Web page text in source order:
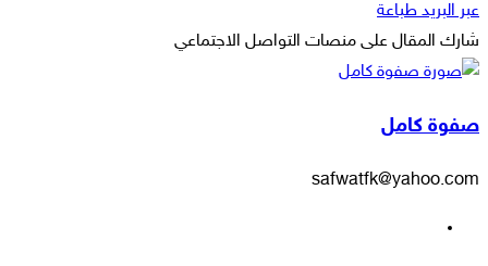
عبر البريد طباعة
شارك المقال على منصات التواصل الاجتماعي
فيسبوك
‫X
ماسنجر
ماسنجر
واتساب
تيلقرام
ڤايبر
لاين
مشاركة
البريد
طباعة
صفوة كامل
safwatfk@yahoo.com